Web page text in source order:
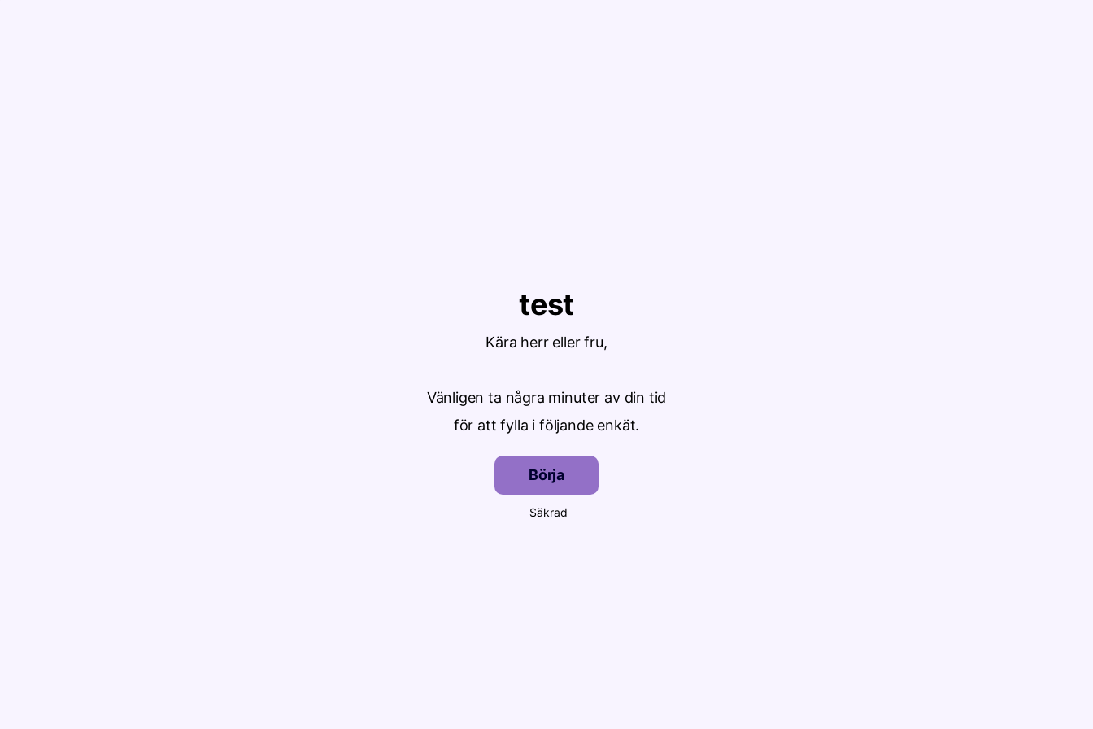
test
Kära herr eller fru,
Vänligen ta några minuter av din tid
för att fylla i följande enkät.
Börja
Säkrad